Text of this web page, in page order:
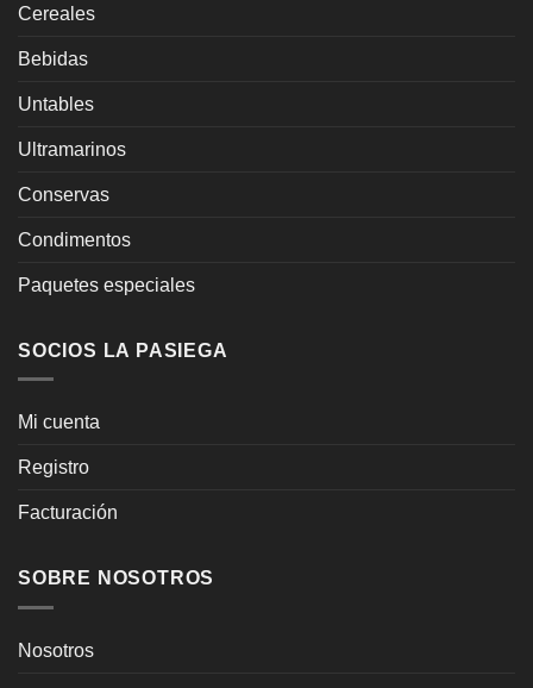
Cereales
Bebidas
Untables
Ultramarinos
Conservas
Condimentos
Paquetes especiales
SOCIOS LA PASIEGA
Mi cuenta
Registro
Facturación
SOBRE NOSOTROS
Nosotros